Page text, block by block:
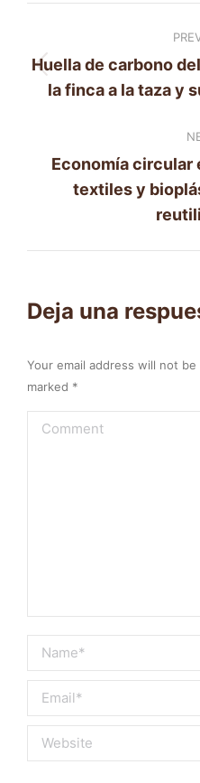
navigation
Huella de carbono
la finca a la taza y
Economía circular
textiles y
Deja una
Your email address will not
marked *
Comment
Name *
Email *
Website